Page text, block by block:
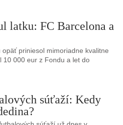
latku: FC Barcelona a
priniesol mimoriadne kvalitne
000 eur z Fondu a let do
súťaží: Kedy